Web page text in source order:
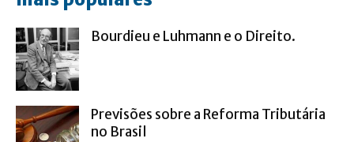
Bourdieu e Luhmann e o Direito.
Previsões sobre a Reforma Tributária
no Brasil